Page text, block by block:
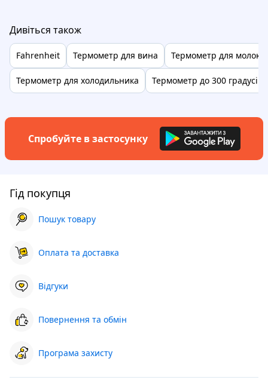
Дивіться також
Fahrenheit Термометр для вина Термометр для молока
Термометр для холодильника Термометр до 300 градусів
Спробуйте в застосунку
Гід покупця
Пошук товару
Оплата та доставка
Відгуки
Повернення та обмін
Програма захисту